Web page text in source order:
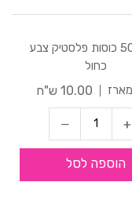
מארז 50 כוסות פלסטיק צבע
כחול
10.00 ש"ח
הוספה לסל